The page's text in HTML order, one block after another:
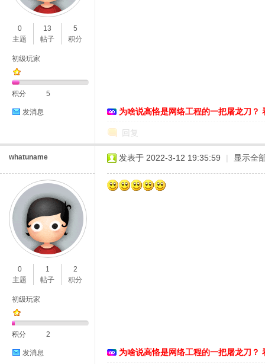
0
主题
13
帖子
5
积分
初级玩家
积分 5
发消息 为啥说高恪是网络工程的一把屠龙刀？
回复
whatuname
0
主题
1
帖子
2
积分
初级玩家
积分 2
发消息
发表于 2022-3-12 19:35:59 | 显示全
为啥说高恪是网络工程的一把屠龙刀？